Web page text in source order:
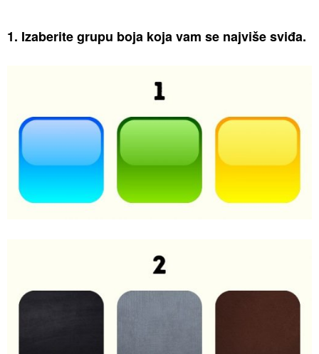
1. Izaberite grupu boja koja vam se najviše sviđa.